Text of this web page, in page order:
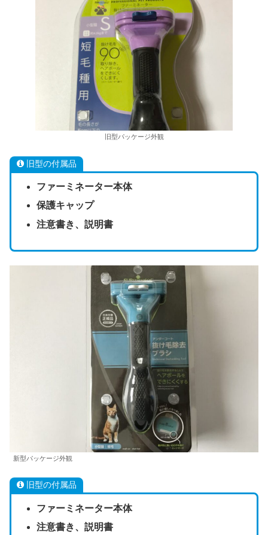
旧型パッケージ外観
旧型の付属品
ファーミネーター本体
保護キャップ
注意書き、説明書
新型パッケージ外観
旧型の付属品
ファーミネーター本体
注意書き、説明書